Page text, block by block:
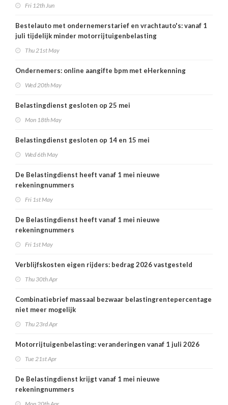
Fri 12th Jun
Bestelauto met ondernemerstarief en vrachtauto's: vanaf 1
juli tijdelijk minder motorrijtuigenbelasting
Thu 21st May
Ondernemers: online aangifte bpm met eHerkenning
Wed 20th May
Belastingdienst gesloten op 25 mei
Mon 18th May
Belastingdienst gesloten op 14 en 15 mei
Wed 6th May
De Belastingdienst heeft vanaf 1 mei nieuwe
rekeningnummers
Fri 1st May
De Belastingdienst heeft vanaf 1 mei nieuwe
rekeningnummers
Fri 1st May
Verblijfskosten eigen rijders: bedrag 2026 vastgesteld
Thu 30th Apr
Combinatiebrief massaal bezwaar belastingrentepercentage
niet meer mogelijk
Thu 23rd Apr
Motorrijtuigenbelasting: veranderingen vanaf 1 juli 2026
Tue 21st Apr
De Belastingdienst krijgt vanaf 1 mei nieuwe
rekeningnummers